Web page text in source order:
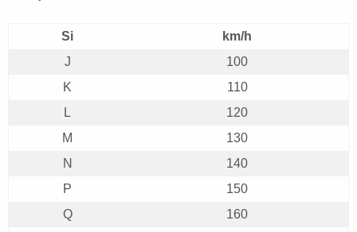
Si
km/h
J
100
K
110
L
120
M
130
N
140
P
150
Q
160